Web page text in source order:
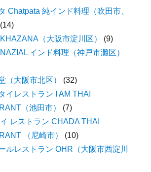
Chatpata 純インド料理（吹田市、
(14)
（大阪市淀川区）
(9)
インド料理（神戸市灘区）
（大阪市北区）
(32)
イレストラン I AM THAI
（池田市）
(7)
レストラン CHADA THAI
（尼崎市）
(10)
ルレストラン OHR（大阪市西淀川